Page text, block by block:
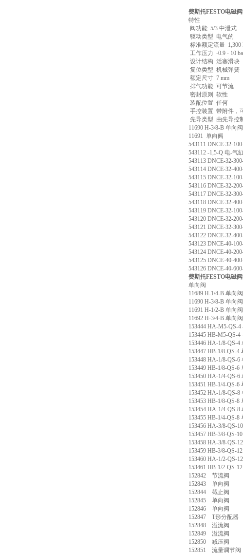
费斯托FESTO电磁
特性
阀功能 5/3 中泄式
驱动类型 电气的
标准额定流量 1,300
工作压力 -0.9 - 10
设计结构 活塞滑块
复位类型 机械弹簧
额定尺寸 7 mm
排气功能 可节流
密封原则 软性
装配位置 任何
手控装置 带附件，
先导类型 由先导控
11690 H-3/8-B 单向阀
11691 单向阀
543111 DNCE-32-
543112 -1,5-Q 电-气
543113 DNCE-32-
543114 DNCE-32-
543115 DNCE-32-
543116 DNCE-32-
543117 DNCE-32-
543118 DNCE-32-
543119 DNCE-32-
543120 DNCE-32-
543121 DNCE-32-
543122 DNCE-32-
543123 DNCE-40-
543124 DNCE-40-
543125 DNCE-40-
543126 DNCE-40-
费斯托FESTO电磁
单向阀
11689 H-1/4-B 单向阀
11690 H-3/8-B 单向阀
11691 H-1/2-B 单向阀
11692 H-3/4-B 单向阀
153444 HA-M5-QS-4
153445 HB-M5-QS-4
153446 HA-1/8-QS-4
153447 HB-1/8-QS-4
153448 HA-1/8-QS-6
153449 HB-1/8-QS-6
153450 HA-1/4-QS-6
153451 HB-1/4-QS-6
153452 HA-1/8-QS-8
153453 HB-1/8-QS-8
153454 HA-1/4-QS-8
153455 HB-1/4-QS-8
153456 HA-3/8-QS-
153457 HB-3/8-QS-
153458 HA-3/8-QS-
153459 HB-3/8-QS-
153460 HA-1/2-QS-
153461 HB-1/2-QS-
152842 节流阀
152843 单向阀
152844 截止阀
152845 单向阀
152846 单向阀
152847 T形分配器
152848 溢流阀
152849 溢流阀
152850 减压阀
152851 流量调节